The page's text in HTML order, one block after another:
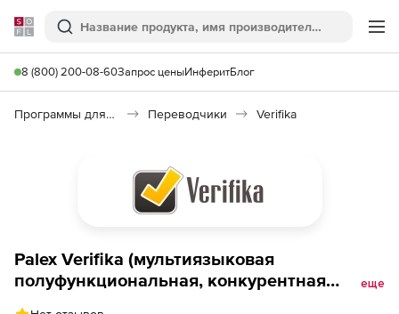
Softline
Поиск
8 (800) 200-08-60Запрос ценыИнферитБлог
Программы для работы с текстом Переводчики Verifika
Palex Verifika (мультиязыковая
полуфункциональная, конкурентная
еще